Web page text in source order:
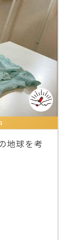
地球を考